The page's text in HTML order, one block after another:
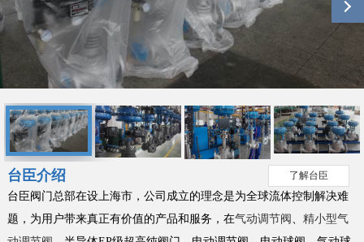
台臣介绍 了解台臣
台臣阀门总部在设上海市，公司成立的理念是为全球流体控制解决难
题，为用户带来真正有价值的产品和服务，在气动调节阀 、 精小型气
新款零缺陷气动衬氟调节阀
气动衬氟调节阀新款简介：ZXPF气动衬氟调节阀新款零缺陷型产品，